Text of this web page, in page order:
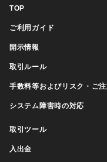
TOP
ご利用ガイド
開示情報
取引ルール
手数料等およびリスク・ご
システム障害時の対応
取引ツール
入出金